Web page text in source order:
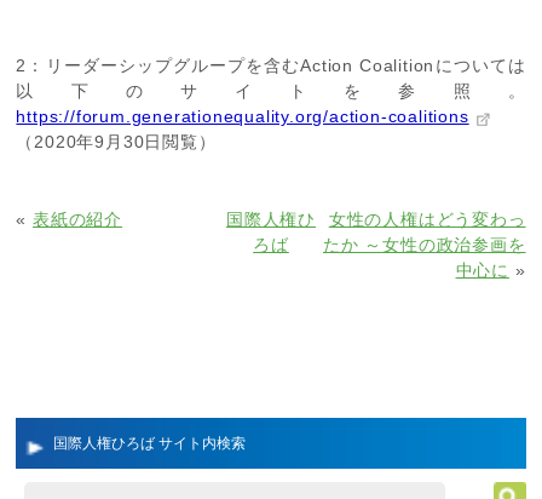
国際人権ひろば サイト内検索
2：リーダーシップグループを含むAction Coalitionについては
以下のサイトを参照。
https://forum.generationequality.org/action-coalitions
（2020年9月30日閲覧）
«表紙の紹介
女性の人権はどう変わっ
たか ～女性の政治参画を
中心に »
国際人権ひ
ろば